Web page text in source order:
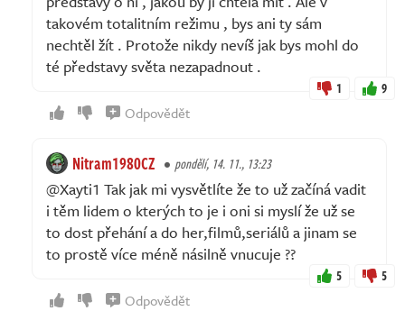
takovém totalitním režimu , bys ani ty sám
nechtěl žít . Protože nikdy nevíš jak bys mohl do
té představy světa nezapadnout .
1 9
Odpovědět
Nitram1980CZ pondělí, 14. 11., 13:23
@Xayti1 Tak jak mi vysvětlíte že to už začíná vadit
i těm lidem o kterých to je i oni si myslí že už se
to dost přehání a do her,filmů,seriálů a jinam se
to prostě více méně násilně vnucuje ??
5 5
Odpovědět